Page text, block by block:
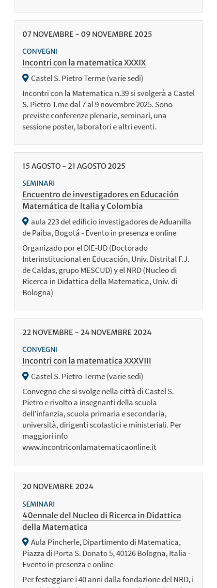
07 NOVEMBRE - 09 NOVEMBRE 2025
CONVEGNI
Incontri con la matematica XXXIX
Castel S. Pietro Terme (varie sedi)
Incontri con la Matematica n.39 si svolgerà a Castel
S. Pietro T.me dal 7 al 9 novembre 2025. Sono
previste conferenze plenarie, seminari, una
sessione poster, laboratori e altri eventi.
15 AGOSTO - 21 AGOSTO 2025
SEMINARI
Encuentro de investigadores en Educación
Matemática de Italia y Colombia
aula 223 del edificio investigadores de Aduanilla
de Paiba, Bogotá - Evento in presenza e online
Organizado por el DIE-UD (Doctorado
Interinstitucional en Educación, Univ. Distrital F.J.
de Caldas, grupo MESCUD) y el NRD (Nucleo di
Ricerca in Didattica della Matematica, Univ. di
Bologna)
22 NOVEMBRE - 24 NOVEMBRE 2024
CONVEGNI
Incontri con la matematica XXXVIII
Castel S. Pietro Terme (varie sedi)
Convegno che si svolge nella città di Castel S.
Pietro e rivolto a insegnanti della scuola
dell’infanzia, scuola primaria e secondaria,
università, dirigenti scolastici e ministeriali. Per
maggiori info
www.incontriconlamatematicaonline.it
20 NOVEMBRE 2024
SEMINARI
40ennale del Nucleo di Ricerca in Didattica
della Matematica
Aula Pincherle, Dipartimento di Matematica,
Piazza di Porta S. Donato 5, 40126 Bologna, Italia -
Evento in presenza e online
Per festeggiare i 40 anni dalla fondazione del NRD, i